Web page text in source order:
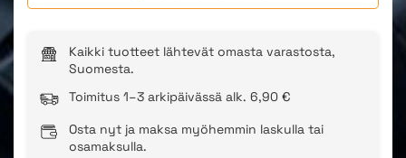
Kaikki tuotteet lähtevät omasta varastosta,
Suomesta.
Toimitus 1–3 arkipäivässä alk. 6,90 €
Osta nyt ja maksa myöhemmin laskulla tai
osamaksulla.